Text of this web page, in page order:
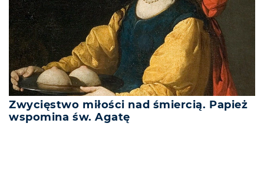
Zwycięstwo miłości nad śmiercią. Papież
wspomina św. Agatę